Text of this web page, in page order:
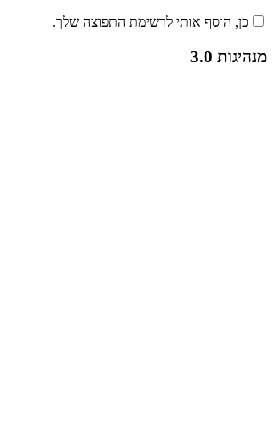
כן, הוסף אותי לרשימת התפוצה שלך.
מנהיגות 3.0